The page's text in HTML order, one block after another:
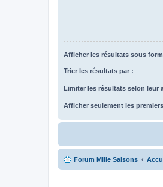
Afficher les résultats sous
Trier les résultats par :
Limiter les résultats selon leur
Afficher seulement les
Forum Mille Saisons